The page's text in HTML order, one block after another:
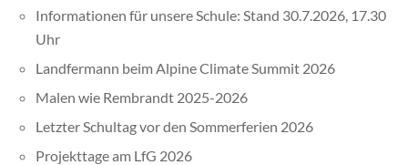
Informationen für unsere Schule: Stand 30.7.2026, 17.30
Uhr
Landfermann beim Alpine Climate Summit 2026
Malen wie Rembrandt 2025-2026
Letzter Schultag vor den Sommerferien 2026
Projekttage am LfG 2026